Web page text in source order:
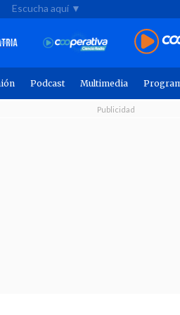
Escucha aquí ▼
Podcast Multimedia